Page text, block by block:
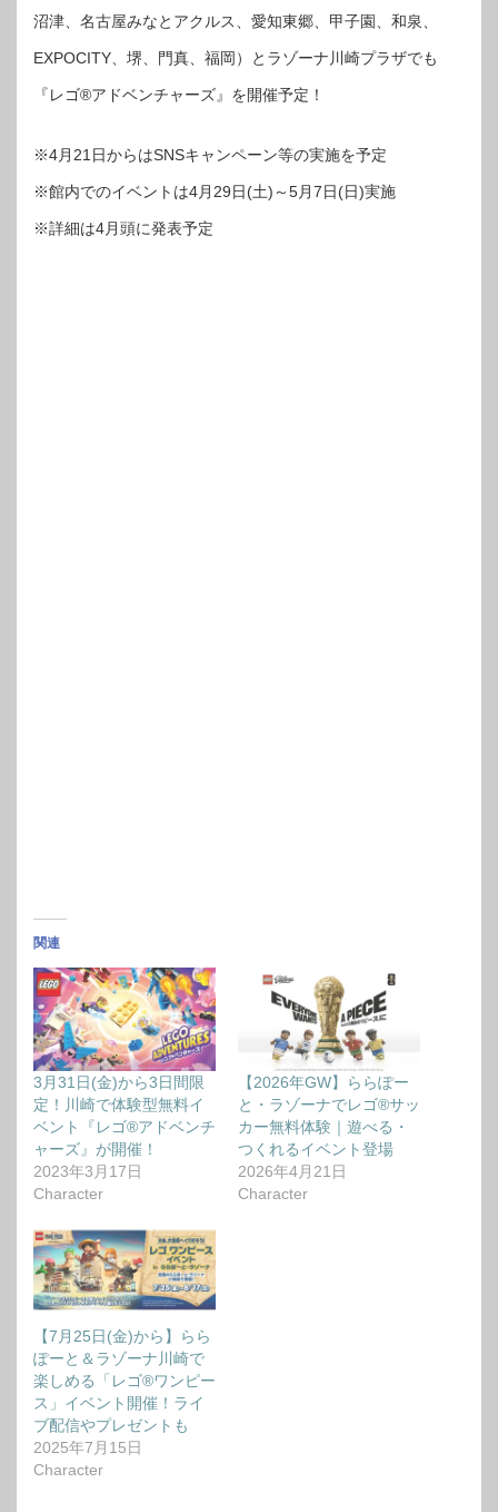
沼津、名古屋みなとアクルス、愛知東郷、甲子園、和泉、
EXPOCITY、堺、門真、福岡）とラゾーナ川崎プラザでも
『レゴ®アドベンチャーズ』を開催予定！
※4月21日からはSNSキャンペーン等の実施を予定
※館内でのイベントは4月29日(土)～5月7日(日)実施
※詳細は4月頭に発表予定
関連
3月31日(金)から3日間限
定！川崎で体験型無料イ
ベント『レゴ®アドベンチ
ャーズ』が開催！
2023年3月17日
Character
【2026年GW】ららぽー
と・ラゾーナでレゴ®サッ
カー無料体験｜遊べる・
つくれるイベント登場
2026年4月21日
Character
【7月25日(金)から】らら
ぽーと＆ラゾーナ川崎で
楽しめる「レゴ®ワンピー
ス」イベント開催！ライ
ブ配信やプレゼントも
2025年7月15日
Character